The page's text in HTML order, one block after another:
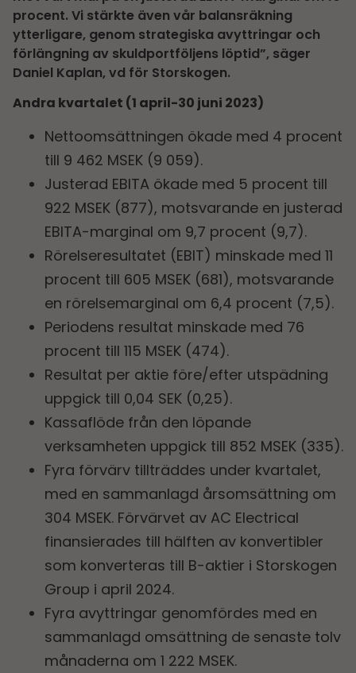
procent. Vi stärkte även vår balansräkning
ytterligare, genom strategiska avyttringar och
förlängning av skuldportföljens löptid”, säger
Daniel Kaplan, vd för Storskogen.
Andra kvartalet (1 april-30 juni 2023)
Nettoomsättningen ökade med 4 procent
till 9 462 MSEK (9 059).
Justerad EBITA ökade med 5 procent till
922 MSEK (877), motsvarande en justerad
EBITA-marginal om 9,7 procent (9,7).
Rörelseresultatet (EBIT) minskade med 11
procent till 605 MSEK (681), motsvarande
en rörelsemarginal om 6,4 procent (7,5).
Periodens resultat minskade med 76
procent till 115 MSEK (474).
Resultat per aktie före/efter utspädning
uppgick till 0,04 SEK (0,25).
Kassaflöde från den löpande
verksamheten uppgick till 852 MSEK (335).
Fyra förvärv tillträddes under kvartalet,
med en sammanlagd årsomsättning om
304 MSEK. Förvärvet av AC Electrical
finansierades till hälften av konvertibler
som konverteras till B-aktier i Storskogen
Group i april 2024.
Fyra avyttringar genomfördes med en
sammanlagd omsättning de senaste tolv
månaderna om 1 222 MSEK.